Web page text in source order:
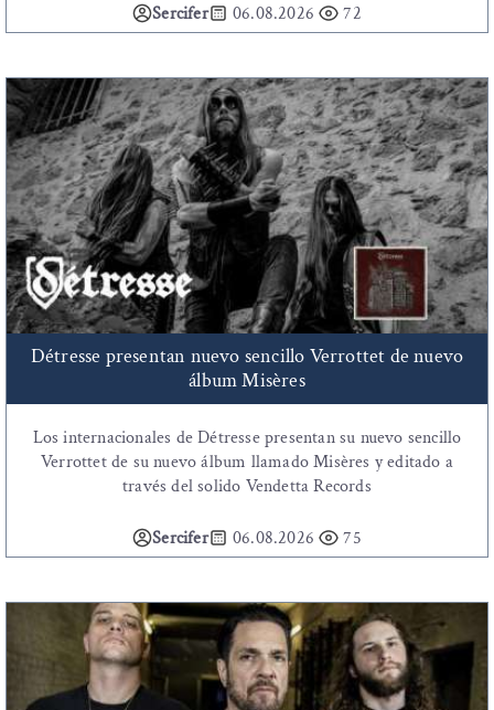
Sercifer 06.08.2026 72
Détresse presentan nuevo sencillo Verrottet de nuevo
álbum Misères
Los internacionales de Détresse presentan su nuevo sencillo
Verrottet de su nuevo álbum llamado Misères y editado a
través del solido Vendetta Records
Sercifer 06.08.2026 75